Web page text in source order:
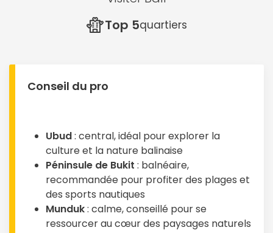
Top 5quartiers
Conseil du pro
Ubud: central, idéal pour explorer la
culture et la nature balinaise
Péninsule de Bukit : balnéaire,
recommandée pour profiter des plages et
des sports nautiques
Munduk: calme, conseillé pour se
ressourcer au cœur des paysages naturels